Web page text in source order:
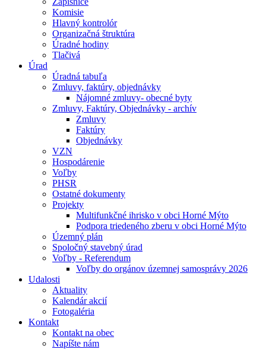
Komisie
Hlavný kontrolór
Organizačná štruktúra
Úradné hodiny
Tlačivá
Úrad
Úradná tabuľa
Zmluvy, faktúry, objednávky
Nájomné zmluvy- obecné byty
Zmluvy, Faktúry, Objednávky - archív
Zmluvy
Faktúry
Objednávky
VZN
Hospodárenie
Voľby
PHSR
Ostatné dokumenty
Projekty
Multifunkčné ihrisko v obci Horné Mýto
Podpora triedeného zberu v obci Horné Mýto
Územný plán
Spoločný stavebný úrad
Voľby - Referendum
Voľby do orgánov územnej samosprávy 2026
Udalosti
Aktuality
Kalendár akcií
Fotogaléria
Kontakt
Kontakt na obec
Napíšte nám